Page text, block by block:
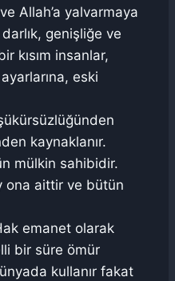
Allah’a yalvarmaya
darlık, genişliğe ve
kısım insanlar,
eski
kaynaklanır.
mülkin sahibidir.
ona aittir ve bütün
emanet olarak
bir süre ömür
kullanır fakat